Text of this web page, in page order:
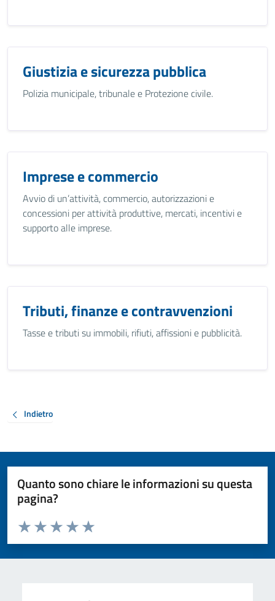
Giustizia e sicurezza pubblica
Polizia municipale, tribunale e Protezione civile.
Imprese e commercio
Avvio di un’attività, commercio, autorizzazioni e
concessioni per attività produttive, mercati, incentivi e
supporto alle imprese.
Tributi, finanze e contravvenzioni
Tasse e tributi su immobili, rifiuti, affissioni e pubblicità.
Indietro
Quanto sono chiare le informazioni su questa
pagina?
Valuta da 1 a 5 stelle la pagina
Valuta 5 stelle su 5
Valuta 4 stelle su 5
Valuta 3 stelle su 5
Valuta 2 stelle su 5
Valuta 1 stelle su 5